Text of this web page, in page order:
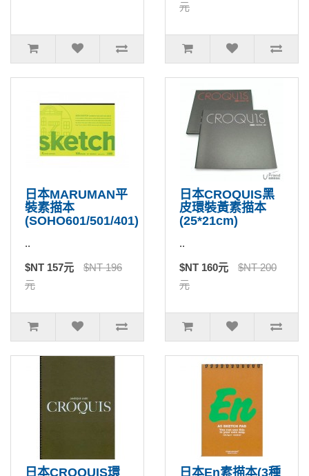
元
日本MARUMAN平
裝素描本
(SOHO601/501/401)
..
$NT 157元
$NT 196
元
日本CROQUIS黑
皮環裝黃素描本
(25*21cm)
..
$NT 160元
$NT 200
元
日本CROQUIS環 日本En素描本(3種